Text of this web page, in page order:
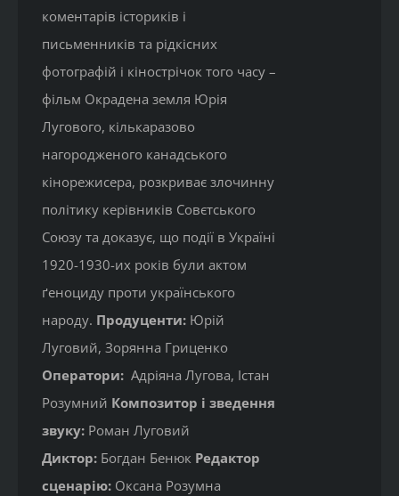
коментарів істориків і
письменників та рідкісних
фотографій і кінострічок того часу –
фільм Окрадена земля Юрія
Лугового, кількаразово
нагородженого канадського
кінорежисера, розкриває злочинну
політику керівників Совєтського
Союзу та доказує, що події в Україні
1920-1930-их років були актом
ґеноциду проти українського
народу. Продуценти: Юрій
Луговий, Зорянна Гриценко
Оператори: Адріяна Лугова, Істан
Розумний Композитор і зведення
звуку: Роман Луговий
Диктор: Богдан Бенюк Редактор
сценарію: Оксана Розумна